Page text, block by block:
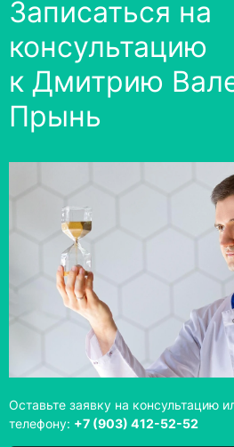
Записаться на
консультацию
к Дмитрию
Прынь
Оставьте заявку на консультацию
телефону: +7 (903) 412-52-52